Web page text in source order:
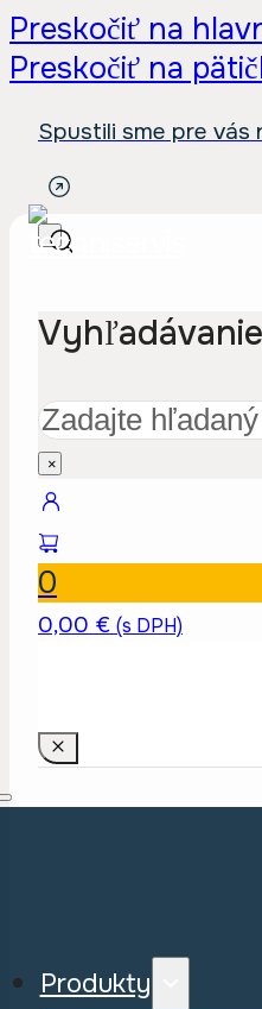
Preskočiť na
Preskočiť na
Spustili sme pre vás
Vyhľadávanie
Hľadať
×
0
0,00 € (s DPH)
Produkty